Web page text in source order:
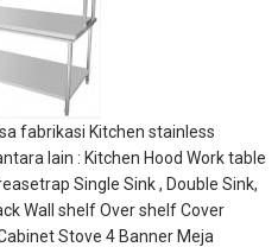
fabrikasi Kitchen stainless
lain : Kitchen Hood Work table
Single Sink , Double Sink,
Wall shelf Over shelf Cover
Stove 4 Banner Meja